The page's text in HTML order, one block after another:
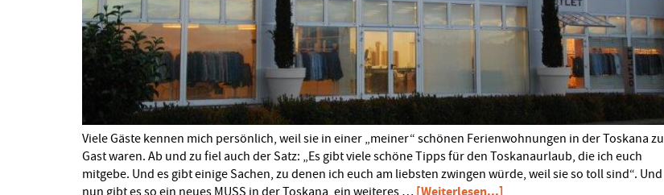
Viele Gäste kennen mich persönlich, weil sie in einer „meiner“ schönen Ferienwohnungen in der Toskana zu
Gast waren. Ab und zu fiel auch der Satz: „Es gibt viele schöne Tipps für den Toskanaurlaub, die ich euch
mitgebe. Und es gibt einige Sachen, zu denen ich euch am liebsten zwingen würde, weil sie so toll sind“. Und
nun gibt es so ein neues MUSS in der Toskana, ein weiteres …